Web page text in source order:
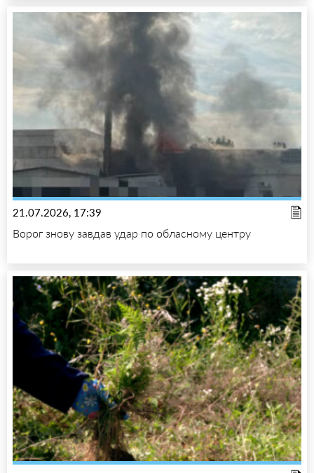
21.07.2026, 17:39
Ворог знову завдав удар по обласному центру